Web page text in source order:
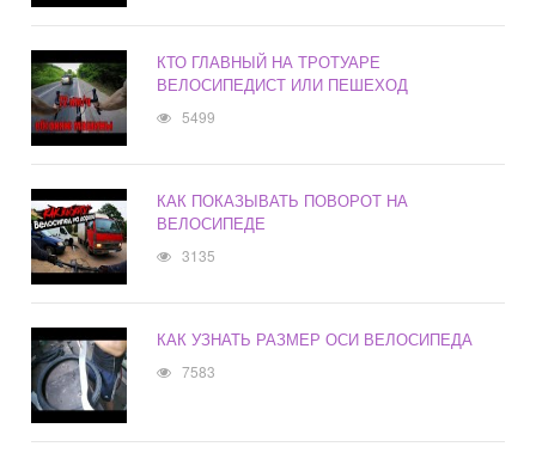
КТО ГЛАВНЫЙ НА ТРОТУАРЕ
ВЕЛОСИПЕДИСТ ИЛИ ПЕШЕХОД
5499
КАК ПОКАЗЫВАТЬ ПОВОРОТ НА
ВЕЛОСИПЕДЕ
3135
КАК УЗНАТЬ РАЗМЕР ОСИ ВЕЛОСИПЕДА
7583